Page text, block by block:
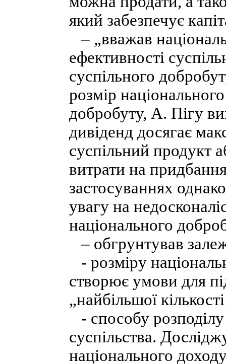
який забезпечує
– „вважав
ефективності
суспільного
розмір
добробуту, А. Пігу
дивіденд досягає
суспільний продукт
витрати на
застосуваннях
увагу на
національного
– обгрунтував
- розміру
створює умови для
„найбільшої
- способу
суспільства.
національного